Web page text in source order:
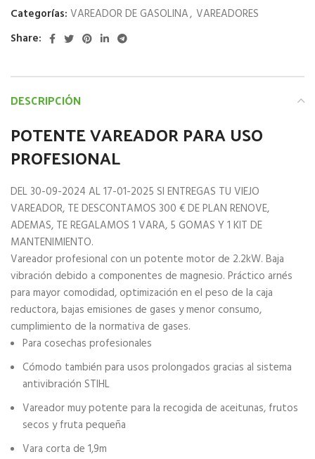
Categorías: VAREADOR DE GASOLINA, VAREADORES
Share:
DESCRIPCIÓN
POTENTE VAREADOR PARA USO
PROFESIONAL
DEL 30-09-2024 AL 17-01-2025 SI ENTREGAS TU VIEJO
VAREADOR, TE DESCONTAMOS 300 € DE PLAN RENOVE,
ADEMAS, TE REGALAMOS 1 VARA, 5 GOMAS Y 1 KIT DE
MANTENIMIENTO.
Vareador profesional con un potente motor de 2.2kW. Baja
vibración debido a componentes de magnesio. Práctico arnés
para mayor comodidad, optimización en el peso de la caja
reductora, bajas emisiones de gases y menor consumo,
cumplimiento de la normativa de gases.
Para cosechas profesionales
Cómodo también para usos prolongados gracias al sistema
antivibración STIHL
Vareador muy potente para la recogida de aceitunas, frutos
secos y fruta pequeña
Vara corta de 1,9m